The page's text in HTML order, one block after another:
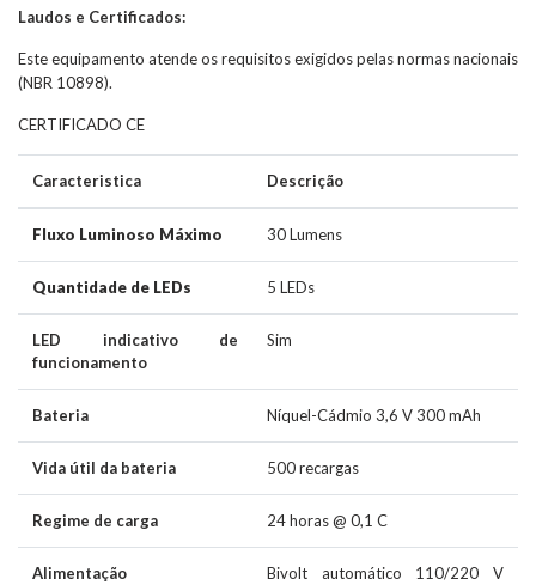
Laudos e Certificados:
Este equipamento atende os requisitos exigidos pelas normas nacionais
(NBR 10898).
CERTIFICADO CE
Caracteristica Descrição
Fluxo Luminoso Máximo 30 Lumens
Quantidade de LEDs 5 LEDs
LED indicativo de
funcionamento
Sim
Bateria Níquel-Cádmio 3,6 V 300 mAh
Vida útil da bateria 500 recargas
Regime de carga 24 horas @ 0,1 C
Alimentação
Bivolt automático 110/220 V